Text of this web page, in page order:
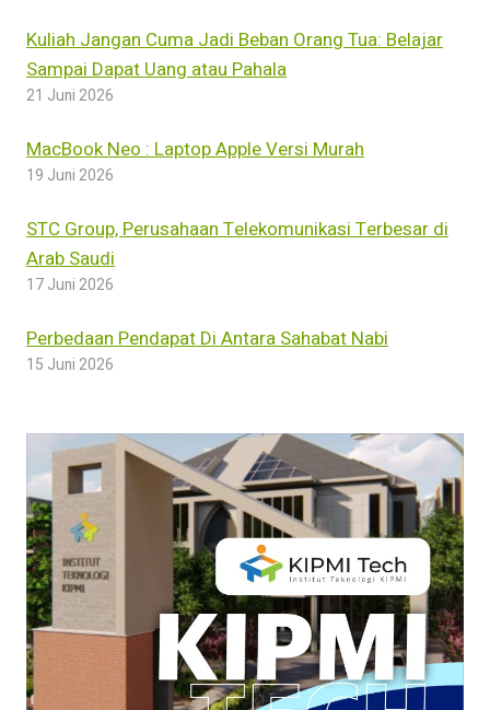
Kuliah Jangan Cuma Jadi Beban Orang Tua: Belajar
Sampai Dapat Uang atau Pahala
21 Juni 2026
MacBook Neo : Laptop Apple Versi Murah
19 Juni 2026
STC Group, Perusahaan Telekomunikasi Terbesar di
Arab Saudi
17 Juni 2026
Perbedaan Pendapat Di Antara Sahabat Nabi
15 Juni 2026